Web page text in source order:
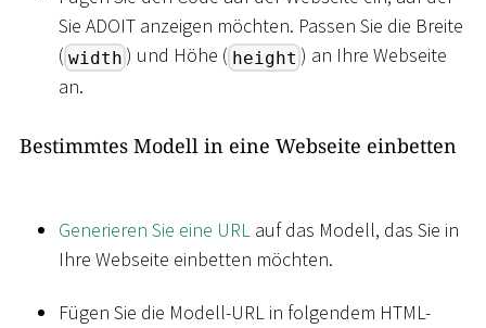
Sie ADOIT anzeigen möchten. Passen Sie die Breite
( width ) und Höhe ( height ) an Ihre Webseite
an.
Bestimmtes Modell in eine Webseite einbetten
Generieren Sie eine URL auf das Modell, das Sie in
Ihre Webseite einbetten möchten.
Fügen Sie die Modell-URL in folgendem HTML-